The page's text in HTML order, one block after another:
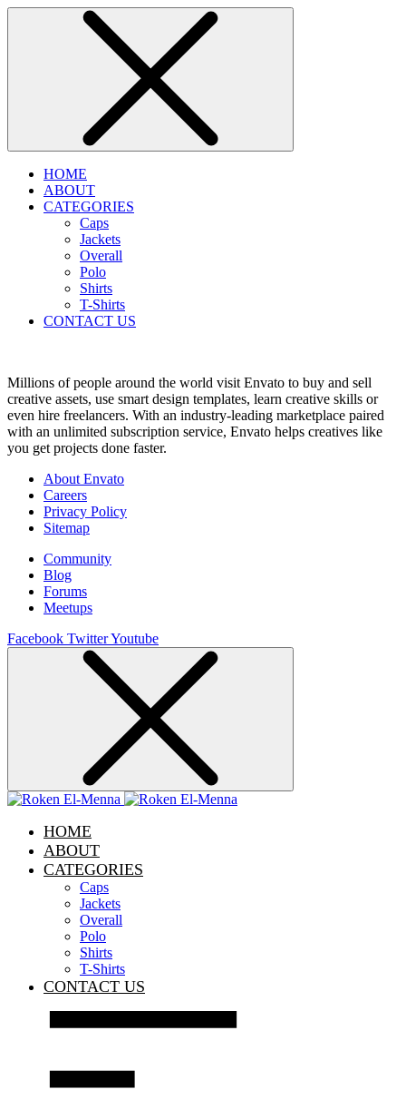
HOME
ABOUT
CATEGORIES
Caps
Jackets
Overall
Polo
Shirts
T-Shirts
CONTACT US
Millions of people around the world visit Envato to buy and sell
creative assets, use smart design templates, learn creative skills or
even hire freelancers. With an industry-leading marketplace paired
with an unlimited subscription service, Envato helps creatives like
you get projects done faster.
About Envato
Careers
Privacy Policy
Sitemap
Community
Blog
Forums
Meetups
Facebook TwitterYoutube
HOME
ABOUT
CATEGORIES
Caps
Jackets
Overall
Polo
Shirts
T-Shirts
CONTACT US